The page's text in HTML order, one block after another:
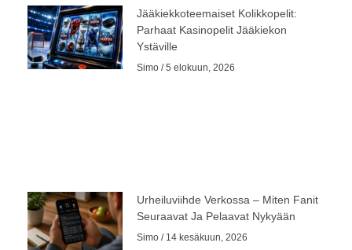
Jääkiekkoteemaiset Kolikkopelit:
Parhaat Kasinopelit Jääkiekon
Ystäville
Simo 5 elokuun, 2026
Urheiluviihde Verkossa – Miten Fanit
Seuraavat Ja Pelaavat Nykyään
Simo 14 kesäkuun, 2026